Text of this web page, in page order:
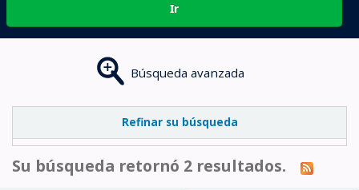
Ir
Búsqueda avanzada
Refinar su búsqueda
Su búsqueda retornó 2 resultados.